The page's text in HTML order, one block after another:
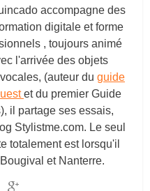
accompagne des
digitale et forme
, toujours animé
l'arrivée des objets
(auteur du guide
et du premier Guide
il partage ses essais,
Stylistme.com. Le seul
totalement est lorsqu'il
et Nanterre.